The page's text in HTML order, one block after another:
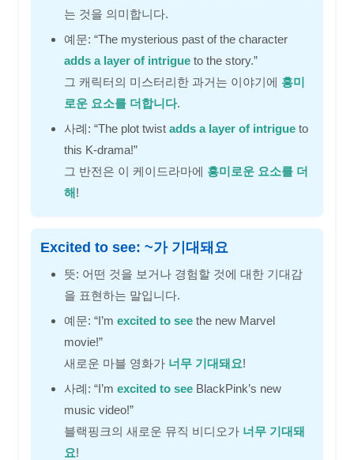
는 것을 의미합니다.
예문: “The mysterious past of the character
adds a layer of intrigue to the story.”
그 캐릭터의 미스터리한 과거는 이야기에 흥미
로운 요소를 더합니다.
사례: “The plot twist adds a layer of intrigue to
this K-drama!”
그 반전은 이 케이드라마에 흥미로운 요소를 더
해!
Excited to see: ~가 기대돼요
뜻: 어떤 것을 보거나 경험할 것에 대한 기대감
을 표현하는 말입니다.
예문: “I’m excited to see the new Marvel
movie!”
새로운 마블 영화가 너무 기대돼요!
사례: “I’m excited to see BlackPink’s new
music video!”
블랙핑크의 새로운 뮤직 비디오가 너무 기대돼
요!